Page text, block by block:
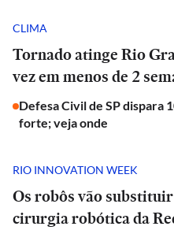
CLIMA
Tornado atinge Rio
vez em menos de 2
Defesa Civil de SP dispara
forte; veja onde
RIO INNOVATION WEEK
Os robôs vão
cirurgia robótica da